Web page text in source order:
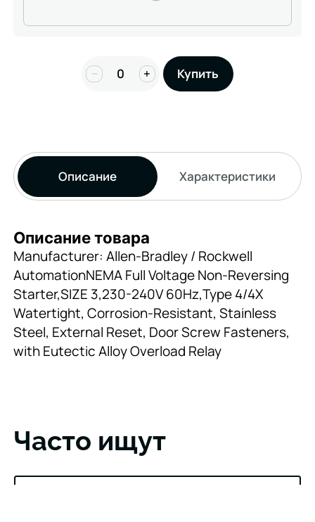
− + Купить
Описание Характеристики
Описание товара
Manufacturer: Allen-Bradley / Rockwell
AutomationNEMA Full Voltage Non-Reversing
Starter,SIZE 3,230-240V 60Hz,Type 4/4X
Watertight, Corrosion-Resistant, Stainless
Steel, External Reset, Door Screw Fasteners,
with Eutectic Alloy Overload Relay
Часто ищут